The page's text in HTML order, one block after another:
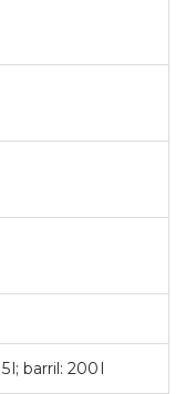
l; barril: 200 l